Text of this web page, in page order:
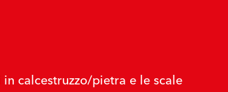
calcestruzzo/pietra e le scale